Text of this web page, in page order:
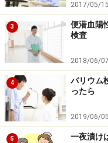
2017/05/15
3
便潜血陽
検査
2018/06/07
4
バリウム
ったら
2019/06/05
5 一夜漬け